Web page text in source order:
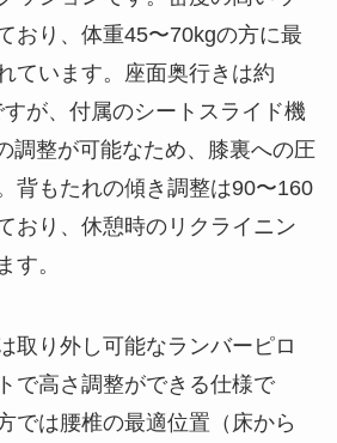
おり、体重45〜70kgの方に最
ています。座面奥行きは約
が、付属のシートスライド機
調整が可能なため、膝裏への圧
背もたれの傾き調整は90〜160
おり、休憩時のリクライニン
す。
取り外し可能なランバーピロ
で高さ調整ができる仕様で
では腰椎の最適位置（床から